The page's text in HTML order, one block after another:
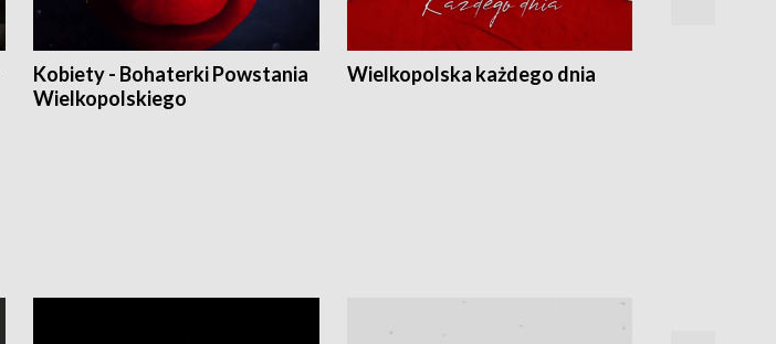
Kobiety - Bohaterki Powstania
Wielkopolskiego
Wielkopolska każdego dnia